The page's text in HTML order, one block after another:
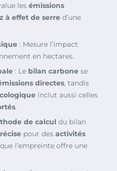
les émissions
à effet de serre d’une
: Mesure l’impact
en hectares.
: Le bilan carbone se
directes, tandis
inclut aussi celles
.
de calcul du bilan
pour des activités
l’empreinte offre une